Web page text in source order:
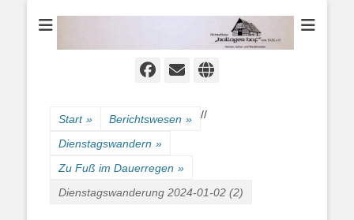
Heimathaus
Hollager Hof v.
Facebook
E-
Website
Start » Berichtswesen » /
Dienstagswandern »
/
Zu Fuß im Dauerregen »
Dienstagswanderung 2024-01-02 (2)